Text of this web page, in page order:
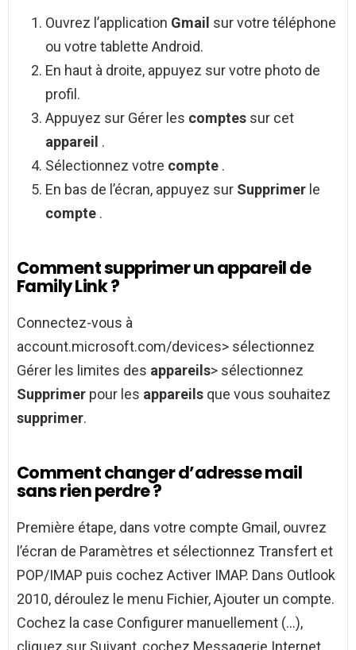
Ouvrez l’application Gmail sur votre téléphone
ou votre tablette Android.
En haut à droite, appuyez sur votre photo de
profil.
Appuyez sur Gérer les comptes sur cet
appareil .
Sélectionnez votre compte .
En bas de l’écran, appuyez sur Supprimer le
compte .
Comment supprimer un appareil de
Family Link ?
Connectez-vous à
account.microsoft.com/devices> sélectionnez
Gérer les limites des appareils> sélectionnez
Supprimer pour les appareils que vous souhaitez
supprimer.
Comment changer d’adresse mail
sans rien perdre ?
Première étape, dans votre compte Gmail, ouvrez
l’écran de Paramètres et sélectionnez Transfert et
POP/IMAP puis cochez Activer IMAP. Dans Outlook
2010, déroulez le menu Fichier, Ajouter un compte.
Cochez la case Configurer manuellement (…),